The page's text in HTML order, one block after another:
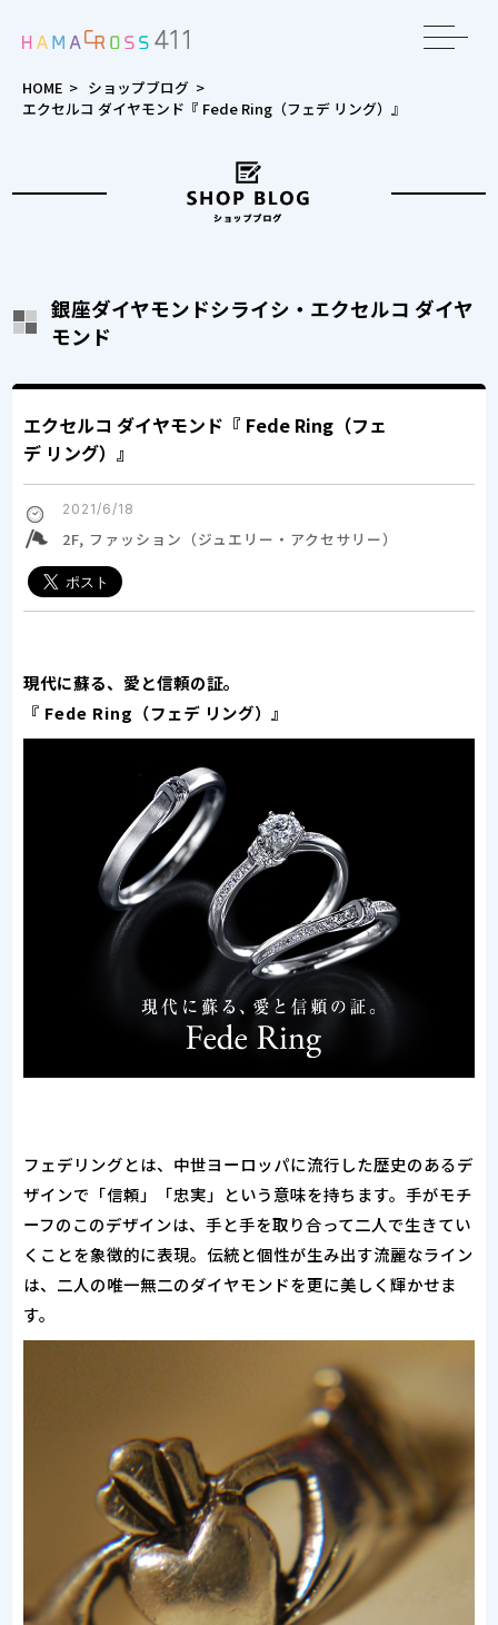
HOME > ショップブログ >
エクセルコ ダイヤモンド『 Fede Ring（フェデ リング）』
銀座ダイヤモンドシライシ・エクセルコ ダイヤ
モンド
エクセルコ ダイヤモンド『 Fede Ring（フェ
デ リング）』
2021/6/18
2F, ファッション（ジュエリー・アクセサリー）
現代に蘇る、愛と信頼の証。
『 Fede Ring（フェデ リング）』
フェデリングとは、中世ヨーロッパに流行した歴史のあるデ
ザインで「信頼」「忠実」という意味を持ちます。手がモチ
ーフのこのデザインは、手と手を取り合って二人で生きてい
くことを象徴的に表現。伝統と個性が生み出す流麗なライン
は、二人の唯一無二のダイヤモンドを更に美しく輝かせま
す。